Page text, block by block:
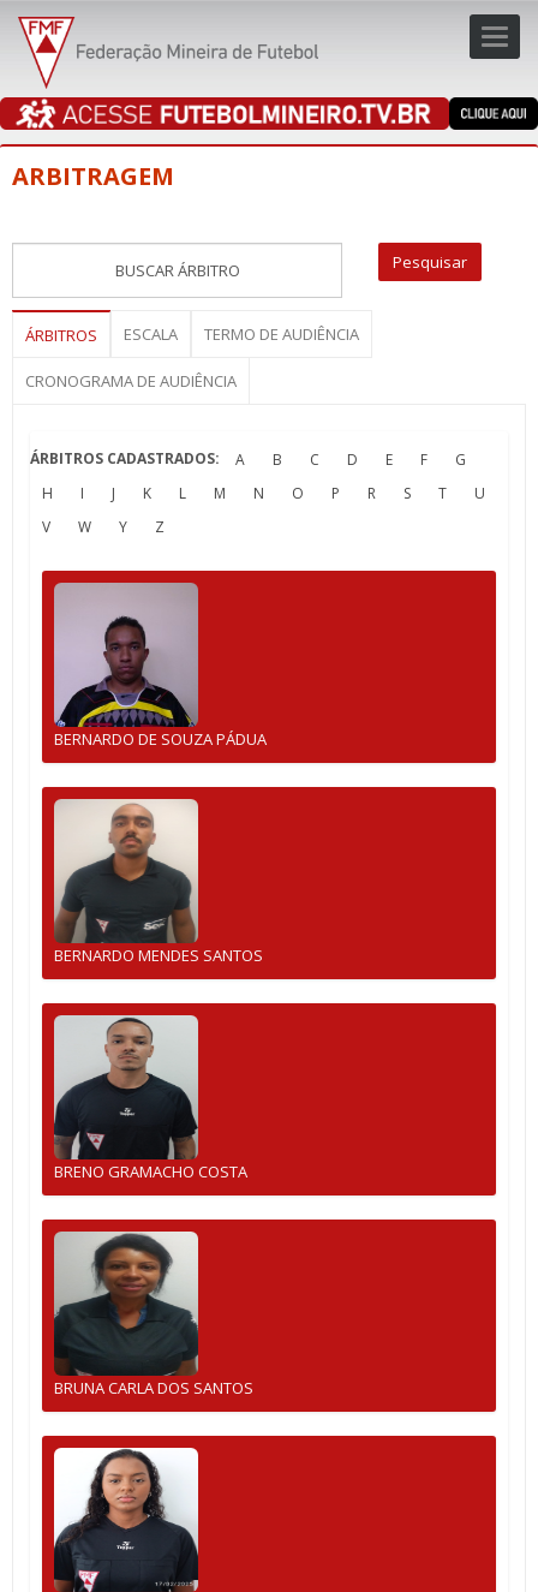
ARBITRAGEM
ÁRBITROS ESCALA TERMO DE AUDIÊNCIA
CRONOGRAMA DE AUDIÊNCIA
ÁRBITROS CADASTRADOS: A B C D E F
G
H
I J K L M N O P R S T
U
V
W Y Z
BERNARDO DE SOUZA PÁDUA
BERNARDO MENDES SANTOS
BRENO GRAMACHO COSTA
BRUNA CARLA DOS SANTOS